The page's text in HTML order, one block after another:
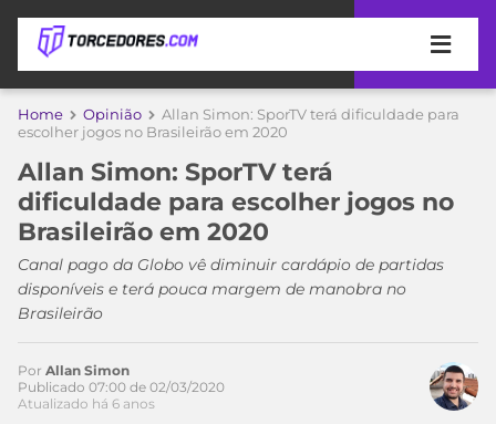
APOSTAS
DE
APOSTA
MELHORES
SITES
DE
APOSTAS
2026
COPA
DO
MUNDO
TIMES
MEU
TIME
CAMPEONATOS
Home Opinião
Allan Simon: SporTV terá dificuldade para
escolher jogos no Brasileirão em 2020
Allan Simon: SporTV terá
dificuldade para escolher jogos no
Brasileirão em 2020
Canal pago da Globo vê diminuir cardápio de partidas
disponíveis e terá pouca margem de manobra no
Brasileirão
Por Allan Simon
Publicado 07:00 de 02/03/2020
Atualizado há 6 anos